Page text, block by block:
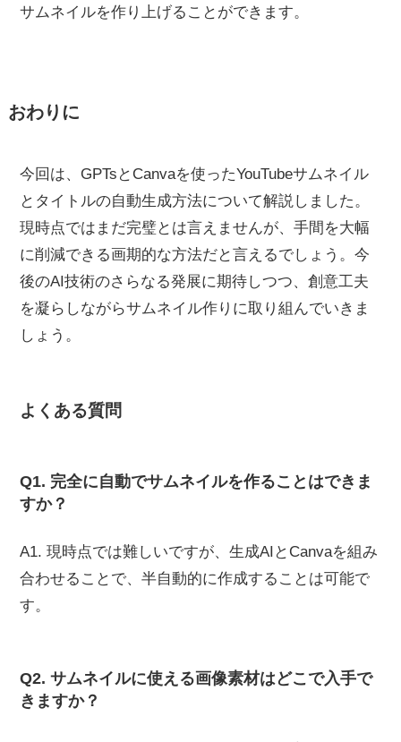
サムネイルを作り上げることができます。
おわりに
今回は、GPTsとCanvaを使ったYouTubeサムネイル
とタイトルの自動生成方法について解説しました。
現時点ではまだ完璧とは言えませんが、手間を大幅
に削減できる画期的な方法だと言えるでしょう。今
後のAI技術のさらなる発展に期待しつつ、創意工夫
を凝らしながらサムネイル作りに取り組んでいきま
しょう。
よくある質問
Q1. 完全に自動でサムネイルを作ることはできま
すか？
A1. 現時点では難しいですが、生成AIとCanvaを組み
合わせることで、半自動的に作成することは可能で
す。
Q2. サムネイルに使える画像素材はどこで入手で
きますか？